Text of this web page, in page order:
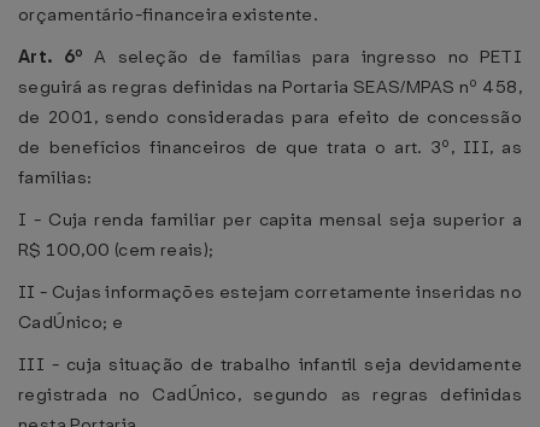
orçamentário-financeira existente.
Art. 6ºA seleção de famílias para ingresso no PETI
seguirá as regras definidas na Portaria SEAS/MPAS nº 458,
de 2001, sendo consideradas para efeito de concessão
de benefícios financeiros de que trata o art. 3º, III, as
famílias:
I - Cuja renda familiar per capita mensal seja superior a
R$ 100,00 (cem reais);
II - Cujas informações estejam corretamente inseridas no
CadÚnico; e
III - cuja situação de trabalho infantil seja devidamente
registrada no CadÚnico, segundo as regras definidas